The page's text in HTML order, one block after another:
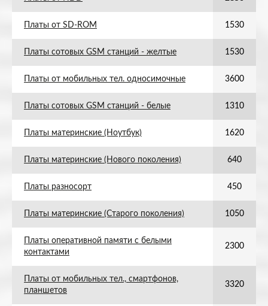
Платы от SD-ROM 1530
Платы сотовых GSM станций - желтые 1530
Платы от мобильных тел. односимочные 3600
Платы сотовых GSM станций - белые 1310
Платы материнские (Ноутбук) 1620
Платы материнские (Нового поколения) 640
Платы разносорт 450
Платы материнские (Старого поколения) 1050
Платы оперативной памяти с белыми
контактами
2300
Платы от мобильных тел., смартфонов,
планшетов
3320